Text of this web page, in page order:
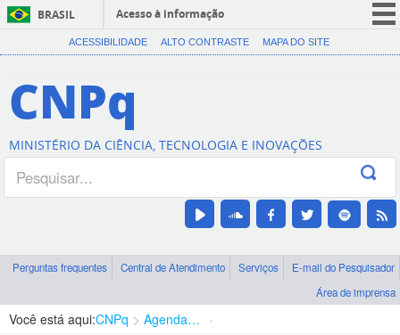
BRASIL
Acesso à informação
CORONAVÍRUS (COVID-19)
Canais
ACESSIBILIDADE ALTO CONTRASTE MAPA DO SITE
CNPq
MINISTÉRIO DA CIÊNCIA, TECNOLOGIA E INOVAÇÕES
Perguntas frequentes Central de Atendimento Serviços
E-mail do Pesquisador
Área de imprensa
Você está aqui:CNPq Agenda de autoridades